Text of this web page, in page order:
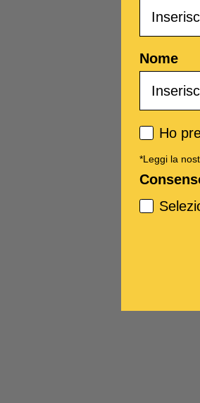
Nome
Privacy
Ho
*Leggi la